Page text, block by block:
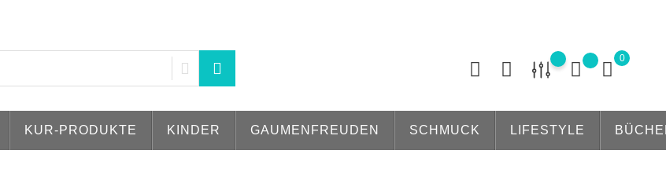
0
KUR-PRODUKTE KINDER GAUMENFREUDEN SCHMUCK LIFESTYLE